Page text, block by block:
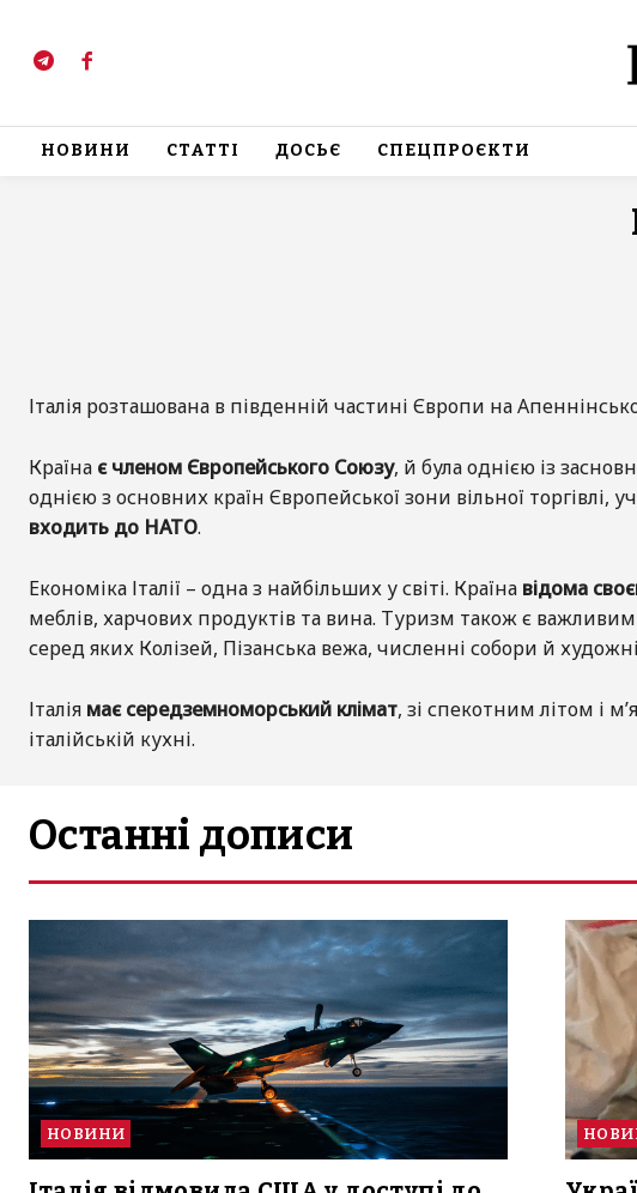
НОВИНИ СТАТТІ ДОСЬЄ СПЕЦПРОЄКТИ
Італія розташована в південній частині Європи на
Країна є членом Європейського Союзу, й була однією із
однією з основних країн Європейської зони вільної
входить до НАТО.
Економіка Італії – одна з найбільших у світі. Країна відома
меблів, харчових продуктів та вина. Туризм також є
серед яких Колізей, Пізанська вежа, численні собори й
Італія має середземноморський клімат, зі спекотним літом і
італійській кухні.
Останні дописи
НОВИНИ